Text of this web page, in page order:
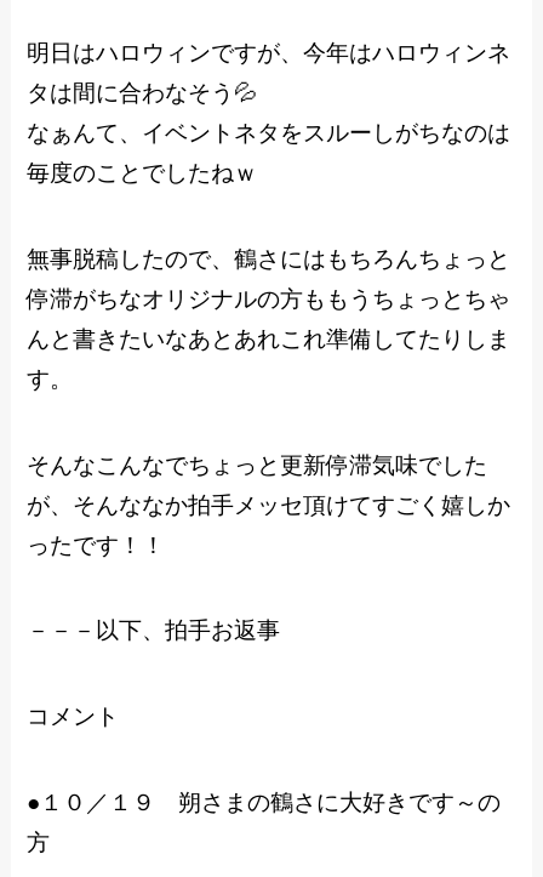
明日はハロウィンですが、今年はハロウィンネ
タは間に合わなそう💦
なぁんて、イベントネタをスルーしがちなのは
毎度のことでしたねｗ
無事脱稿したので、鶴さにはもちろんちょっと
停滞がちなオリジナルの方ももうちょっとちゃ
んと書きたいなあとあれこれ準備してたりしま
す。
そんなこんなでちょっと更新停滞気味でした
が、そんななか拍手メッセ頂けてすごく嬉しか
ったです！！
－－－以下、拍手お返事
コメント
●１０／１９ 朔さまの鶴さに大好きです～の
方